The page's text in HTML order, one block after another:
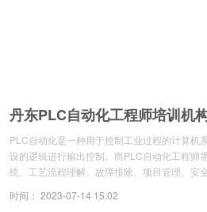
丹东PLC自动化工程师培训机
PLC自动化是一种用于控制工业过程的计算机
设的逻辑进行输出控制。而PLC自动化工程师
统、工艺流程理解、故障排除、项目管理、安
时间： 2023-07-14 15:02